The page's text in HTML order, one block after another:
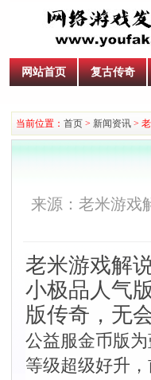
网站首页 复古传奇
当前位置： 首页 > 新闻资讯 >
来源：老米游戏
老米游戏解
小极品人气
版传奇，无
公益服金币版
等级超级好升